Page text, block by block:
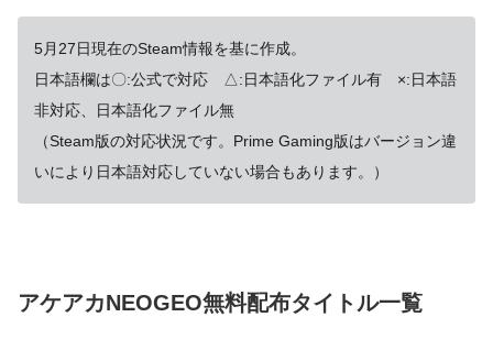
5月27日現在のSteam情報を基に作成。
日本語欄は〇:公式で対応 △:日本語化ファイル有 ×:日本語
非対応、日本語化ファイル無
（Steam版の対応状況です。Prime Gaming版はバージョン違
いにより日本語対応していない場合もあります。）
アケアカNEOGEO無料配布タイトル一覧